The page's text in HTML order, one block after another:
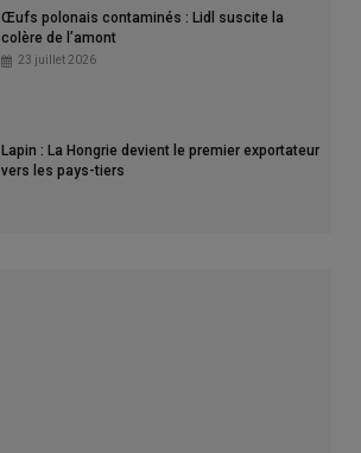
Œufs polonais contaminés : Lidl suscite la
colère de l’amont
23 juillet 2026
Lapin : La Hongrie devient le premier exportateur
vers les pays-tiers